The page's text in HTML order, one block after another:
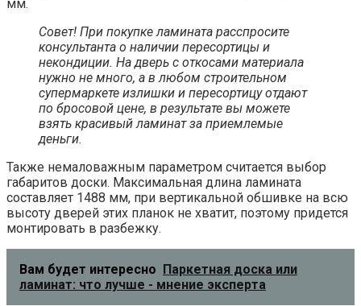
мм.
Совет! При покупке ламината расспросите
консультанта о наличии пересортицы и
некондиции. На дверь с откосами материала
нужно не много, а в любом строительном
супермаркете излишки и пересортицу отдают
по бросовой цене, в результате вы можете
взять красивый ламинат за приемлемые
деньги.
Также немаловажным параметром считается выбор
габаритов доски. Максимальная длина ламината
составляет 1488 мм, при вертикальной обшивке на всю
высоту дверей этих планок не хватит, поэтому придется
монтировать в разбежку.
Вам будет интересно
Паркетная доска или
ламинат: что лучше - мнение эксперта